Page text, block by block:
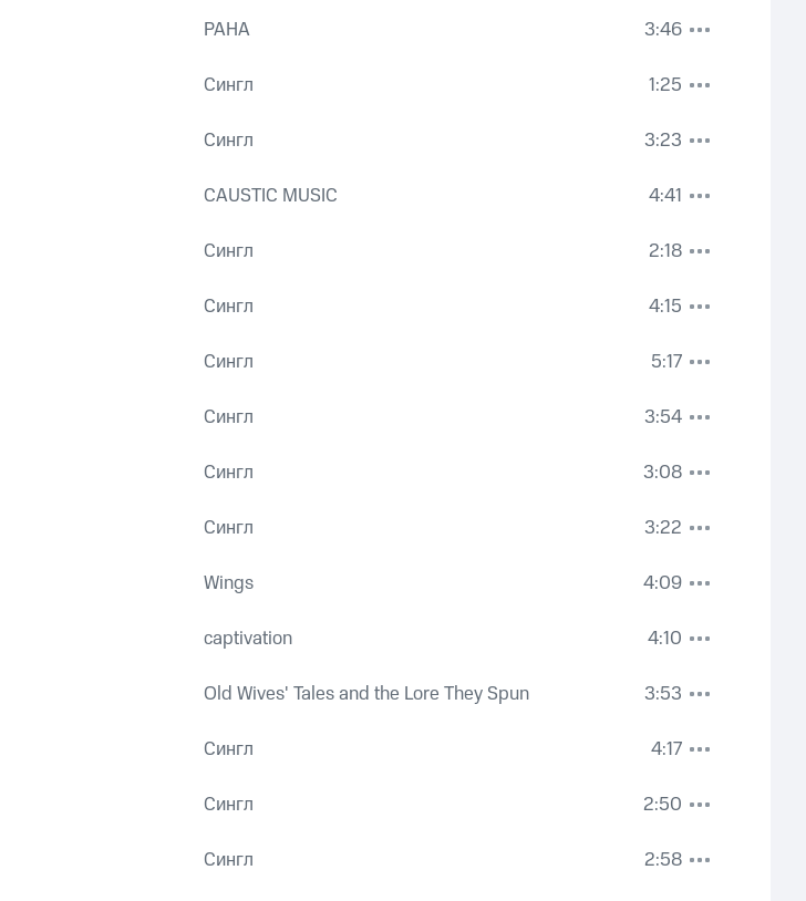
РАНА
3:46
Сингл
1:25
Сингл
3:23
CAUSTIC MUSIC
4:41
Сингл
2:18
Сингл
4:15
Сингл
5:17
Сингл
3:54
Сингл
3:08
Сингл
3:22
Wings
4:09
captivation
4:10
Old Wives' Tales and the Lore They Spun
3:53
Сингл
4:17
Сингл
2:50
Сингл
2:58